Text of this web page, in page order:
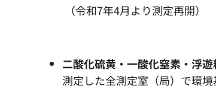
（令和7年4月より測定再開）
二酸化硫黄・一酸化窒素・浮
測定した全測定室（局）で環境